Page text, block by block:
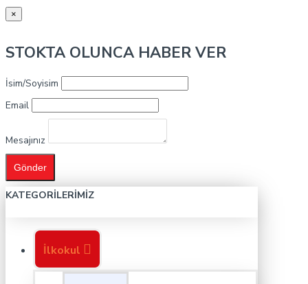
×
STOKTA OLUNCA HABER VER
İsim/Soyisim
Email
Mesajınız
Gönder
KATEGORILERIMIZ
İlkokul